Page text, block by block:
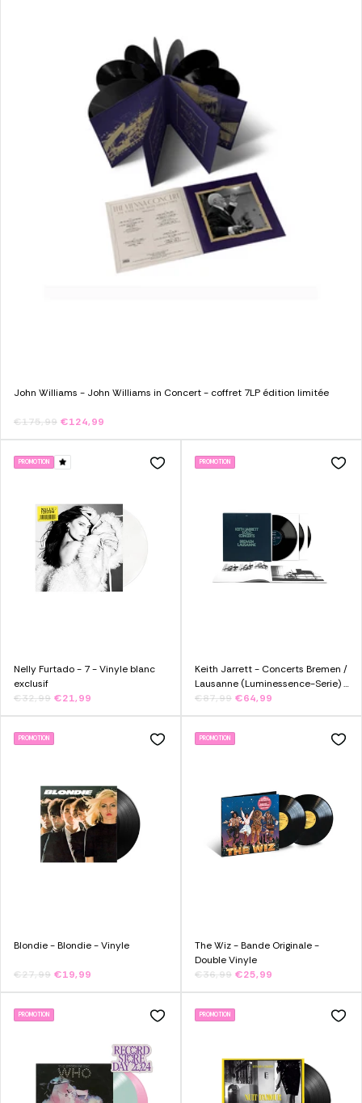
John Williams - John Williams in Concert - coffret 7LP édition limitée
€175,99 €124,99
PROMOTION
Nelly Furtado - 7 - Vinyle blanc
exclusif
€32,99 €21,99
PROMOTION
Keith Jarrett - Concerts Bremen /
Lausanne (Luminessence-Serie) -
Triple Vinyle
€87,99 €64,99
PROMOTION
Blondie - Blondie - Vinyle
€27,99 €19,99
PROMOTION
The Wiz - Bande Originale -
Double Vinyle
€36,99 €25,99
PROMOTION PROMOTION